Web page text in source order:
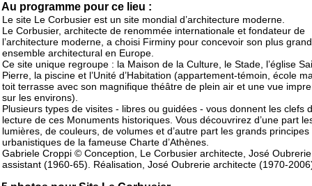
Au programme pour ce lieu :
Le site Le Corbusier est un site mondial d’architecture moderne.
Le Corbusier, architecte de renommée internationale et fondateur de
l’architecture moderne, a choisi Firminy pour concevoir son plus grand
ensemble architectural en Europe.
Ce site unique regroupe : la Maison de la Culture, le Stade, l’église
Pierre, la piscine et l’Unité d’Habitation (appartement-témoin, école
toit terrasse avec son magnifique théâtre de plein air et une vue
sur les environs).
Plusieurs types de visites - libres ou guidées - vous donnent les clefs
lecture de ces Monuments historiques. Vous découvrirez d’une part
lumières, de couleurs, de volumes et d’autre part les grands principes
urbanistiques de la fameuse Charte d’Athènes.
Gabriele Croppi © Conception, Le Corbusier architecte, José Oubrerie
assistant (1960-65). Réalisation, José Oubrerie architecte (1970-